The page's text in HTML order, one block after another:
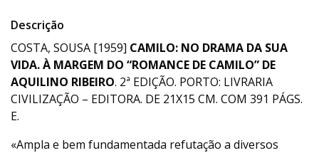
Descrição
COSTA, SOUSA [1959] CAMILO: NO DRAMA DA SUA
VIDA. À MARGEM DO “ROMANCE DE CAMILO” DE
AQUILINO RIBEIRO. 2ª EDIÇÃO. PORTO: LIVRARIA
CIVILIZAÇÃO – EDITORA. DE 21X15 CM. COM 391 PÁGS.
E.
«Ampla e bem fundamentada refutação a diversos